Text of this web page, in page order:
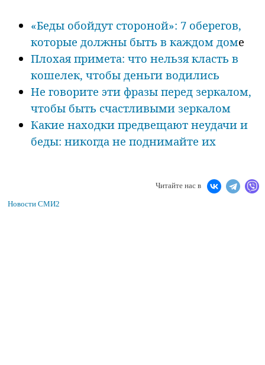
«Беды обойдут стороной»: 7 оберегов,
которые должны быть в каждом доме
Плохая примета: что нельзя класть в
кошелек, чтобы деньги водились
Не говорите эти фразы перед зеркалом,
чтобы быть счастливыми зеркалом
Какие находки предвещают неудачи и
беды: никогда не поднимайте их
Читайте нас в
Новости СМИ2